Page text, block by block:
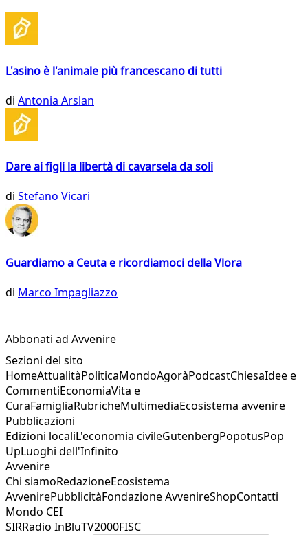
L'asino è l'animale più francescano di tutti
di Antonia Arslan
Dare ai figli la libertà di cavarsela da soli
di Stefano Vicari
Guardiamo a Ceuta e ricordiamoci della Vlora
di Marco Impagliazzo
Abbonati ad Avvenire
Sezioni del sito
HomeAttualitàPoliticaMondoAgoràPodcastChiesaIdee e
CommentiEconomiaVita e
CuraFamigliaRubricheMultimediaEcosistema avvenire
Pubblicazioni
Edizioni localiL'economia civileGutenbergPopotusPop
UpLuoghi dell'Infinito
Avvenire
Chi siamoRedazioneEcosistema
AvvenirePubblicitàFondazione AvvenireShopContatti
Mondo CEI
SIRRadio InBluTV2000FISC